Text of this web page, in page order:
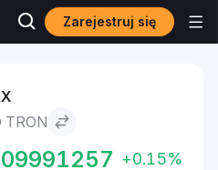
Zarejestruj się
Korona duńska to TRON
TRON
+0.15%